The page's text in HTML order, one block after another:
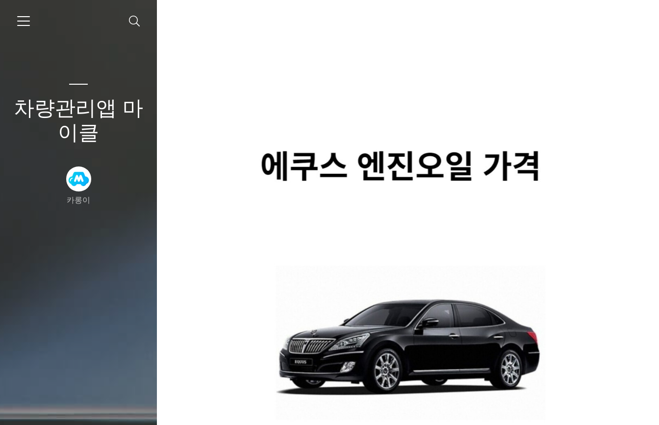
차량관리앱 마
이클
카롱이